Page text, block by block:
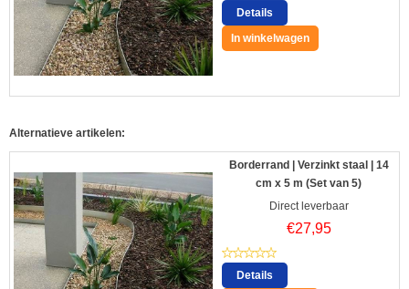
Details
In winkelwagen
Alternatieve artikelen:
Borderrand | Verzinkt staal | 14
cm x 5 m (Set van 5)
Direct leverbaar
€27,95
Details